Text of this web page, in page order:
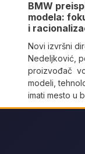
BMW
modela:
i
Novi izvršni
Nedeljković,
proizvođač
modeli,
imati mesto u